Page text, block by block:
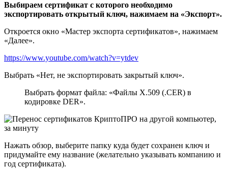
Выбираем сертификат с которого необходимо
экспортировать открытый ключ, нажимаем на «Экспорт».
Откроется окно «Мастер экспорта сертификатов», нажимаем
«Далее».
https://www.youtube.com/watch?v=ytdev
Выбрать «Нет, не экспортировать закрытый ключ».
Выбрать формат файла: «Файлы X.509 (.CER) в
кодировке DER».
Нажать обзор, выберите папку куда будет сохранен ключ и
придумайте ему название (желательно указывать компанию и
год сертификата).